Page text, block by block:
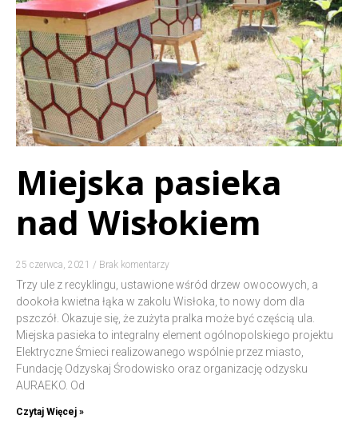
Miejska pasieka
nad Wisłokiem
25 czerwca, 2021 Brak komentarzy
Trzy ule z recyklingu, ustawione wśród drzew owocowych, a
dookoła kwietna łąka w zakolu Wisłoka, to nowy dom dla
pszczół. Okazuje się, że zużyta pralka może być częścią ula.
Miejska pasieka to integralny element ogólnopolskiego projektu
Elektryczne Śmieci realizowanego wspólnie przez miasto,
Fundację Odzyskaj Środowisko oraz organizację odzysku
AURAEKO. Od
Czytaj Więcej »